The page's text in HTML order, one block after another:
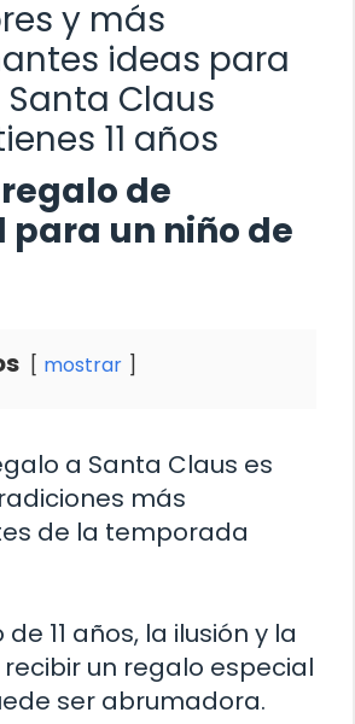
y más
ideas para
Claus
11 años
de
para un niño de
mostrar
a Santa Claus es
más
de la temporada
11 años, la ilusión y la
un regalo especial
ser abrumadora.